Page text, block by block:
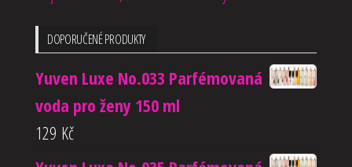
DOPORUČENÉ PRODUKTY
Yuven Luxe No.033 Parfémovaná
voda pro ženy 150 ml
129 Kč